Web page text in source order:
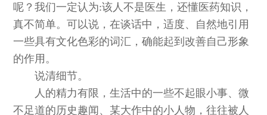
呢？我们一定认为:该人不是医生，还懂医药知识，
真不简单。可以说，在谈话中，适度、自然地引用
一些具有文化色彩的词汇，确能起到改善自己形象
的作用。
说清细节。
人的精力有限，生活中的一些不起眼小事、微
不足道的历史趣闻、某大作中的小人物，往往被人